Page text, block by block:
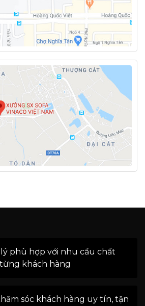
lý phù hợp với nhu cầu chất
khách hàng
sóc khách hàng uy tín, tận